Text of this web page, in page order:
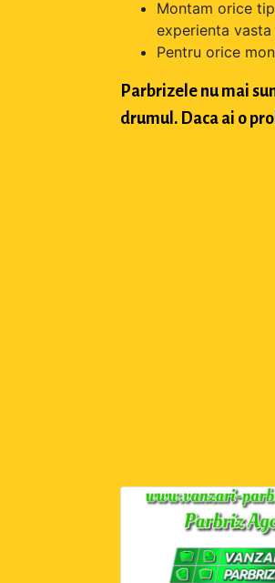
Montam orice
experienta
Pentru orice
Parbrizele nu mai
drumul. Daca ai o